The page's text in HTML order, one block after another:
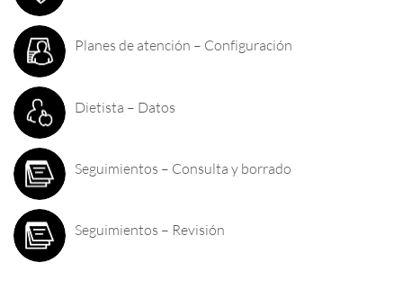
Planes de atención – Configuración
Dietista – Datos
Seguimientos – Consulta y borrado
Seguimientos – Revisión